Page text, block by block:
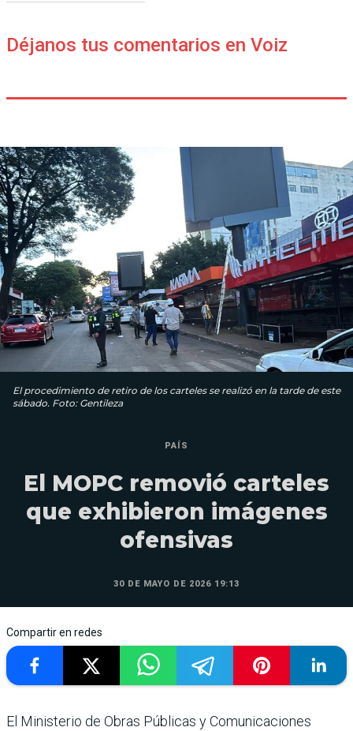
Déjanos tus comentarios en Voiz
El procedimiento de retiro de los carteles se realizó en la tarde de este
sábado. Foto: Gentileza
PAÍS
El MOPC removió carteles
que exhibieron imágenes
ofensivas
30 DE MAYO DE 2026 19:13
Compartir en redes
El Ministerio de Obras Públicas y Comunicaciones